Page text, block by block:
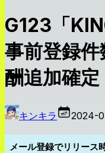
G123「
事前登録
酬追加確定
キンキラ 2024-
メール登録でリリース